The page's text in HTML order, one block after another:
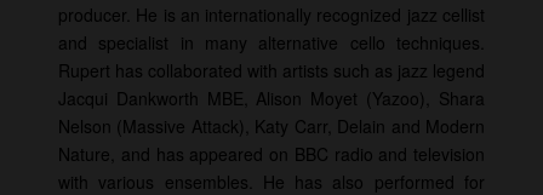
producer. He is an internationally recognized jazz cellist
and specialist in many alternative cello techniques.
Rupert has collaborated with artists such as jazz legend
Jacqui Dankworth MBE, Alison Moyet (Yazoo), Shara
Nelson (Massive Attack), Katy Carr, Delain and Modern
Nature, and has appeared on BBC radio and television
with various ensembles. He has also performed for